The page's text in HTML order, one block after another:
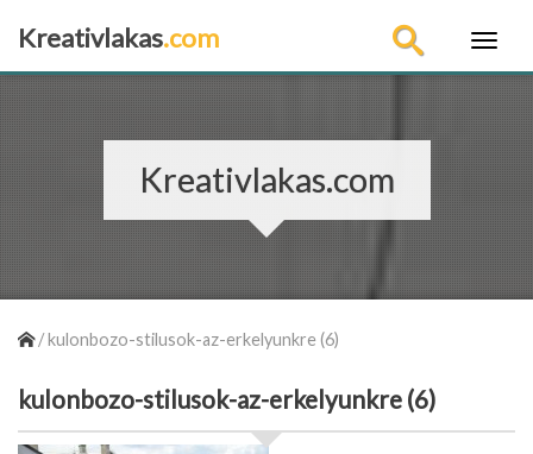
Kreativlakas.com
Kreativlakas.com
/kulonbozo-stilusok-az-erkelyunkre (6)
kulonbozo-stilusok-az-erkelyunkre (6)